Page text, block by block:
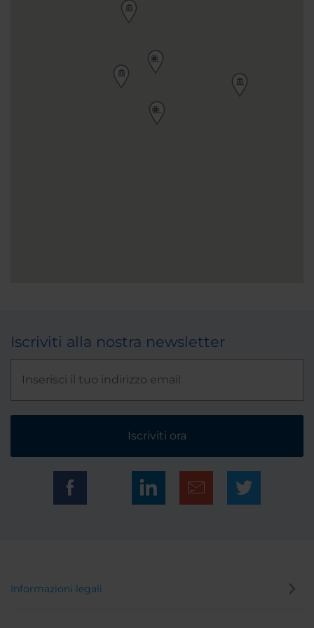
Iscriviti alla nostra newsletter
Iscriviti ora
Informazioni legali